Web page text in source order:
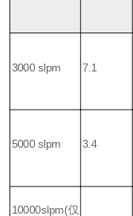
3000 slpm 7.1
5000 slpm 3.4
10000slpm(仅